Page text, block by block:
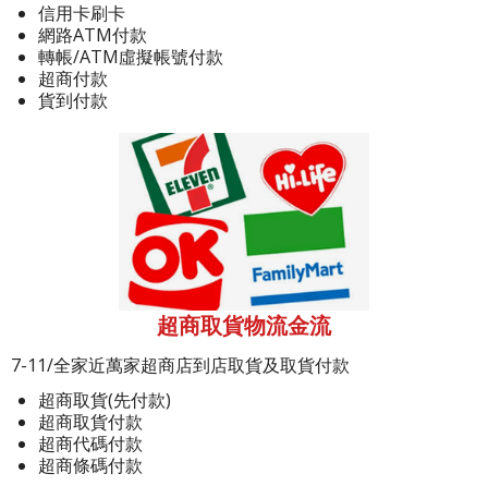
信用卡刷卡
網路ATM付款
轉帳/ATM虛擬帳號付款
超商付款
貨到付款
超商取貨物流金流
7-11/全家近萬家超商店到店取貨及取貨付款
超商取貨(先付款)
超商取貨付款
超商代碼付款
超商條碼付款